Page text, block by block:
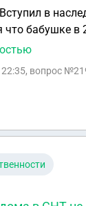
в
что бабушке в
на
известно.
, вопрос